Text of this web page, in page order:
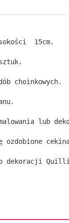
15cm.
choinkowych.
lub
ozdobione
dekoracji